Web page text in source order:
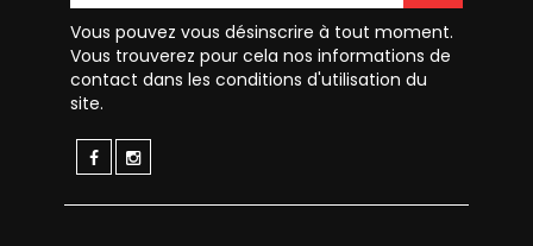
Vous pouvez vous désinscrire à tout moment.
Vous trouverez pour cela nos informations de
contact dans les conditions d'utilisation du
site.